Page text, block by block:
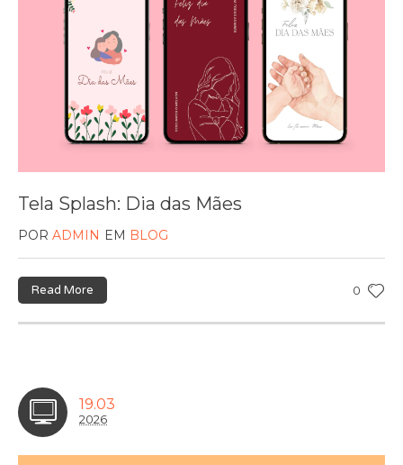
Tela Splash: Dia das Mães
POR ADMIN EM BLOG
0
Read More
19.03
2026